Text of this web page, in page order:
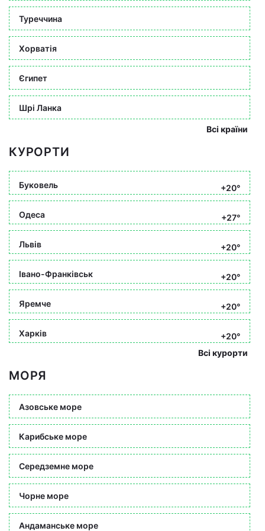
Туреччина
Хорватія
Єгипет
Шрі Ланка
Всі країни
КУРОРТИ
Буковель +20°
Одеса +27°
Львів +20°
Івано-Франківськ +20°
Яремче +20°
Харків
+20°
Всі курорти
МОРЯ
Азовське море
Карибське море
Середземне море
Чорне море
Андаманське море